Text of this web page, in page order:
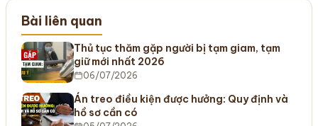
Bài liên quan
Thủ tục thăm gặp người bị tạm giam, tạm
giữ mới nhất 2026
06/07/2026
Án treo điều kiện được hưởng: Quy định và
hồ sơ cần có